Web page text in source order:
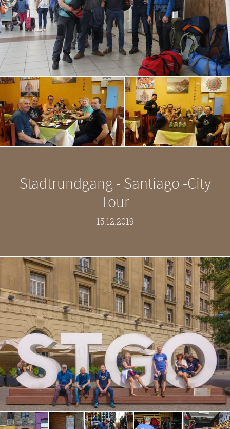
Stadtrundgang - Santiago -City
Tour
15.12.2019